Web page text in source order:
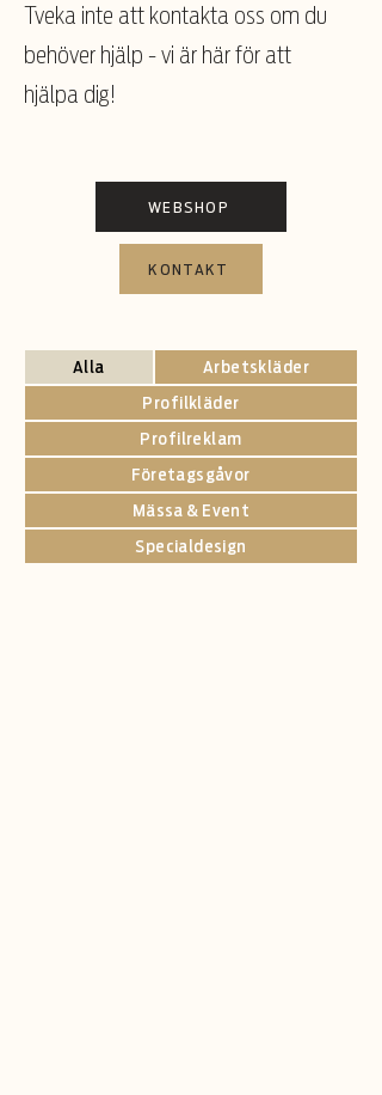
Tveka inte att kontakta oss om du
behöver hjälp - vi är här för att
hjälpa dig!
WEBSHOP
KONTAKT
Alla
Arbetskläder
Profilkläder
Profilreklam
Företagsgåvor
Mässa & Event
Specialdesign